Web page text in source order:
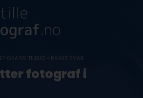
GRATIS TILBUD • RASKT SVAR
fotograf i